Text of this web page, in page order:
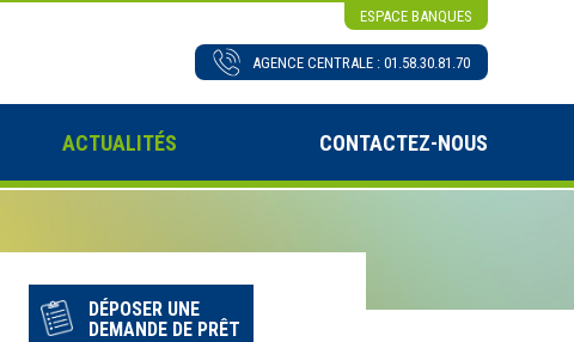
ESPACE BANQUES
AGENCE CENTRALE : 01.58.30.81.70
ACTUALITÉS CONTACTEZ-NOUS
DÉPOSER UNE
DEMANDE DE PRÊT